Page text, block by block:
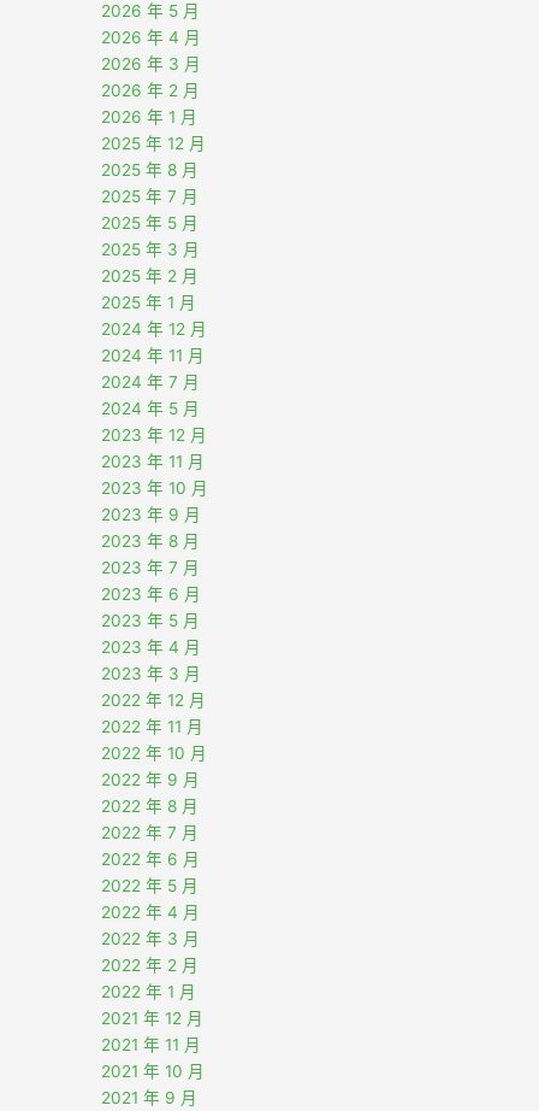
2026 年 5 月
2026 年 4 月
2026 年 3 月
2026 年 2 月
2026 年 1 月
2025 年 12 月
2025 年 8 月
2025 年 7 月
2025 年 5 月
2025 年 3 月
2025 年 2 月
2025 年 1 月
2024 年 12 月
2024 年 11 月
2024 年 7 月
2024 年 5 月
2023 年 12 月
2023 年 11 月
2023 年 10 月
2023 年 9 月
2023 年 8 月
2023 年 7 月
2023 年 6 月
2023 年 5 月
2023 年 4 月
2023 年 3 月
2022 年 12 月
2022 年 11 月
2022 年 10 月
2022 年 9 月
2022 年 8 月
2022 年 7 月
2022 年 6 月
2022 年 5 月
2022 年 4 月
2022 年 3 月
2022 年 2 月
2022 年 1 月
2021 年 12 月
2021 年 11 月
2021 年 10 月
2021 年 9 月